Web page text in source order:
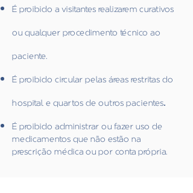
É proibido a visitantes realizarem curativos
ou qualquer procedimento técnico ao
paciente.
É proibido circular pelas áreas restritas do
hospital e quartos de outros pacientes.
É proibido administrar ou fazer uso de
medicamentos que não estão na
prescrição médica ou por conta própria.